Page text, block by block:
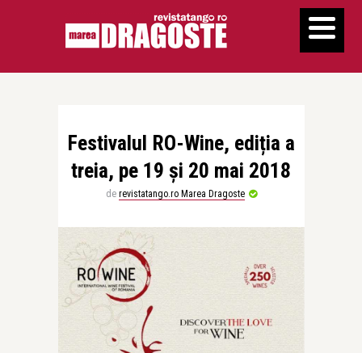
Festivalul RO-Wine, ediția a
treia, pe 19 și 20 mai 2018
de revistatango.ro Marea Dragoste